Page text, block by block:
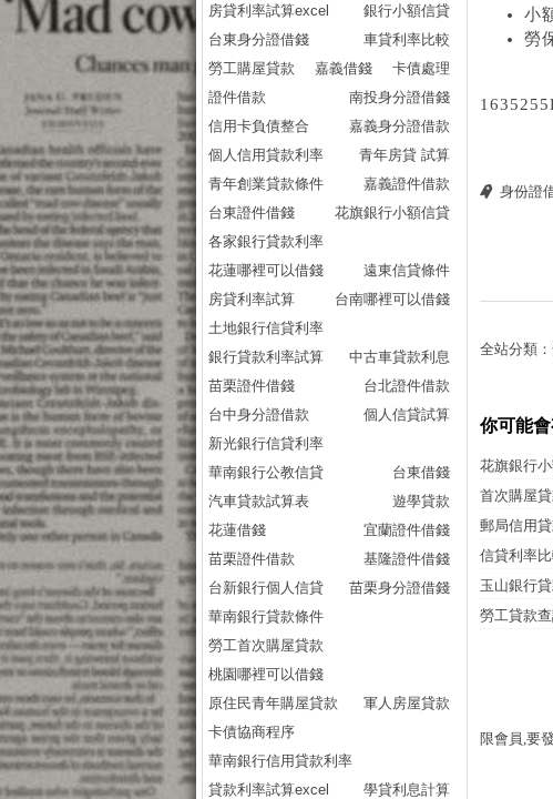
小
勞
身份證
全站分類：
你可能會
花旗銀行
首次購屋
郵局信用
信貸利率
玉山銀行
勞工貸款
限會員,要
房貸利率試算excel
銀行小額信貸
台東身分證借錢
車貸利率比較
勞工購屋貸款
嘉義借錢
卡債處理
證件借款
南投身分證借錢
信用卡負債整合
嘉義身分證借款
個人信用貸款利率
青年房貸 試算
青年創業貸款條件
嘉義證件借款
台東證件借錢
花旗銀行小額信貸
各家銀行貸款利率
花蓮哪裡可以借錢
遠東信貸條件
房貸利率試算
台南哪裡可以借錢
土地銀行信貸利率
銀行貸款利率試算
中古車貸款利息
苗栗證件借錢
台北證件借款
台中身分證借款
個人信貸試算
新光銀行信貸利率
華南銀行公教信貸
台東借錢
汽車貸款試算表
遊學貸款
花蓮借錢
宜蘭證件借錢
苗栗證件借款
基隆證件借錢
台新銀行個人信貸
苗栗身分證借錢
華南銀行貸款條件
勞工首次購屋貸款
桃園哪裡可以借錢
原住民青年購屋貸款
軍人房屋貸款
卡債協商程序
華南銀行信用貸款利率
貸款利率試算excel
學貸利息計算